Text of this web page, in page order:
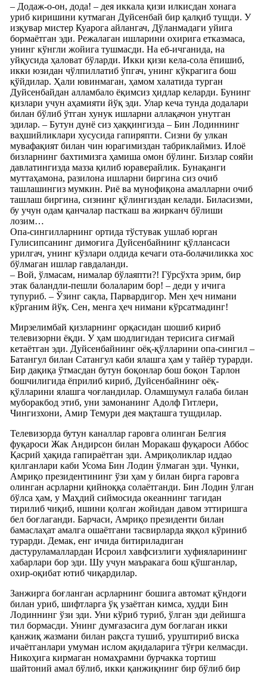
– Додаж-о-он, дода! – дея иккала қизи илкисдан хонага
уриб киришини кутмаган Дуйсенбай бир қалқиб тушди. У
изқувар мистер Куарога айлангач, Дўланмадаги уйига
бормаётган эди. Режалаган ишларини охирига етказмаса,
унинг кўнгли жойига тушмасди. На еб-ичганида, на
уйқусида ҳаловат бўларди. Икки қизи кела-сола ёпишиб,
икки юзидан чўлпиллатиб ўпгач, унинг кўкрагига бош
қўйдилар. Ҳали ювинмаган, ҳамом халатида турган
Дуйсенбайдан алламбало ёқимсиз ҳидлар келарди. Бунинг
қизлари учун аҳамияти йўқ эди. Улар кеча тунда додалари
билан бўлиб ўтган хунук ишларни аллақачон унутган
эдилар. – Бутун дунё сиз ҳаққингизда – Бин Лодиннинг
ваҳшийликлари хусусида гапиряпти. Сизни бу улкан
мувафақият билан чин юрагимиздан табриклаймиз. Илоё
бизларнинг бахтимизга ҳамиша омон бўлинг. Бизлар сояйи
давлатингизда мазза қилиб юраверайлик. Бунақанги
муттаҳамона, разилона ишларни биргина сиз очиб
ташлашингиз мумкин. Риё ва мунофиқона амалларни очиб
ташлаш биргина, сизнинг қўлингиздан келади. Биласизми,
бу учун одам қанчалар пасткаш ва жирканч бўлиши
лозим…
Опа-сингилларнинг ортида тўстувак ушлаб юрган
Гулисипсанинг димоғига Дуйсенбайнинг қўллансаси
урилгач, унинг кўзлари олдида кечаги ота-болачиликка хос
бўлмаган ишлар гавдаланди.
– Вой, ўлмасам, нималар бўлаяпти?! Гўрсўхта эрим, бир
этак баландли-пешли болаларим бор! – деди у ичига
тупуриб. – Ўзинг сақла, Парвардигор. Мен ҳеч нимани
кўрганим йўқ. Сен, менга ҳеч нимани кўрсатмадинг!
Мирзелимбай қизларнинг орқасидан шошиб кириб
телевизорни ёқди. У ҳам шодлигидан терисига сиғмай
кетаётган эди. Дуйсенбайнинг оёқ-қўлларини опа-сингил –
Батангул билан Сатангул каби ялашга ҳам у тайёр турарди.
Бир дақиқа ўтмасдан бутун боқонлар бош боқон Тарлон
бошчилигида ёприлиб кириб, Дуйсенбайнинг оёқ-
қўлларини ялашга чоғландилар. Оламшумул ғалаба билан
муборакбод этиб, уни замонанинг Адолф Гитлери,
Чингизхони, Амир Темури дея мақташга тушдилар.
Телевизорда бутун каналлар гаровга олинган Белгия
фуқароси Жак Андирсон билан Моракаш фуқароси Аббос
Қасрий ҳақида гапираётган эди. Амриқоликлар иддао
қилганлари каби Усома Бин Лодин ўлмаган эди. Чунки,
Амриқо президентининг ўзи ҳам у билан бирга гаровга
олинган асрларни қийноққа солаётганди. Бин Лодин ўлган
бўлса ҳам, у Маҳдий сиймосида океаннинг тагидан
тирилиб чиқиб, ишини қолган жойидан давом эттиришга
бел боғлаганди. Барчаси, Амриқо президенти билан
бамаслаҳат амалга ошаётгани тасвирларда яққол кўриниб
турарди. Демак, енг ичида битириладиган
дастуруламаллардан Исроил хавфсизлиги хуфияларининг
хабарлари бор эди. Шу учун маъракага бош қўшганлар,
охир-оқибат ютиб чиқардилар.
Занжирга боғланган асрларнинг бошига автомат қўндоғи
билан уриб, шифтларга ўқ узаётган кимса, худди Бин
Лодиннинг ўзи эди. Уни кўриб туриб, ўлган эди дейишга
тил бормасди. Унинг думғазасига дум боғлаган икки
қанжиқ жазмани билан рақсга тушиб, уруштириб виска
ичаётганлари умуман ислом ақидаларига тўғри келмасди.
Никоҳига кирмаган номаҳрамни бурчакка тортиш
шайтоний амал бўлиб, икки қанжиқнинг бир бўлиб бир